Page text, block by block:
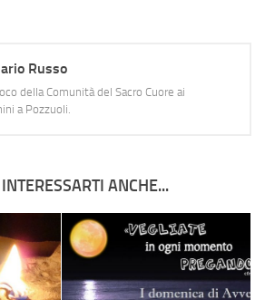
Russo
della Comunità del Sacro Cuore ai
a Pozzuoli.
ANCHE...